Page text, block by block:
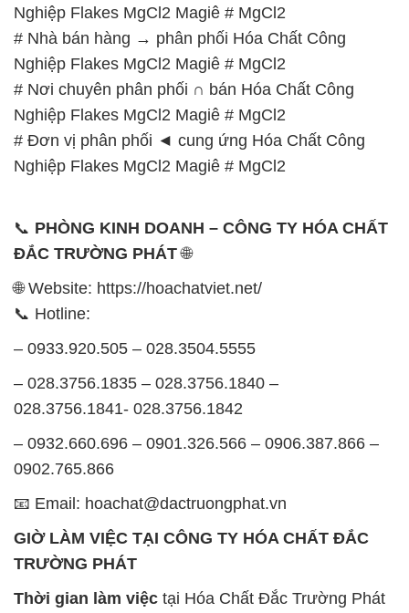
Nghiệp Flakes MgCl2 Magiê # MgCl2
# Nhà bán hàng → phân phối Hóa Chất Công
Nghiệp Flakes MgCl2 Magiê # MgCl2
# Nơi chuyên phân phối ∩ bán Hóa Chất Công
Nghiệp Flakes MgCl2 Magiê # MgCl2
# Đơn vị phân phối ◄ cung ứng Hóa Chất Công
Nghiệp Flakes MgCl2 Magiê # MgCl2
📞 PHÒNG KINH DOANH – CÔNG TY HÓA CHẤT
ĐẮC TRƯỜNG PHÁT🌐
🌐 Website: https://hoachatviet.net/
📞 Hotline:
– 0933.920.505 – 028.3504.5555
– 028.3756.1835 – 028.3756.1840 –
028.3756.1841- 028.3756.1842
– 0932.660.696 – 0901.326.566 – 0906.387.866 –
0902.765.866
📧 Email: hoachat@dactruongphat.vn
GIỜ LÀM VIỆC TẠI CÔNG TY HÓA CHẤT ĐẮC
TRƯỜNG PHÁT
Thời gian làm việc tại Hóa Chất Đắc Trường Phát